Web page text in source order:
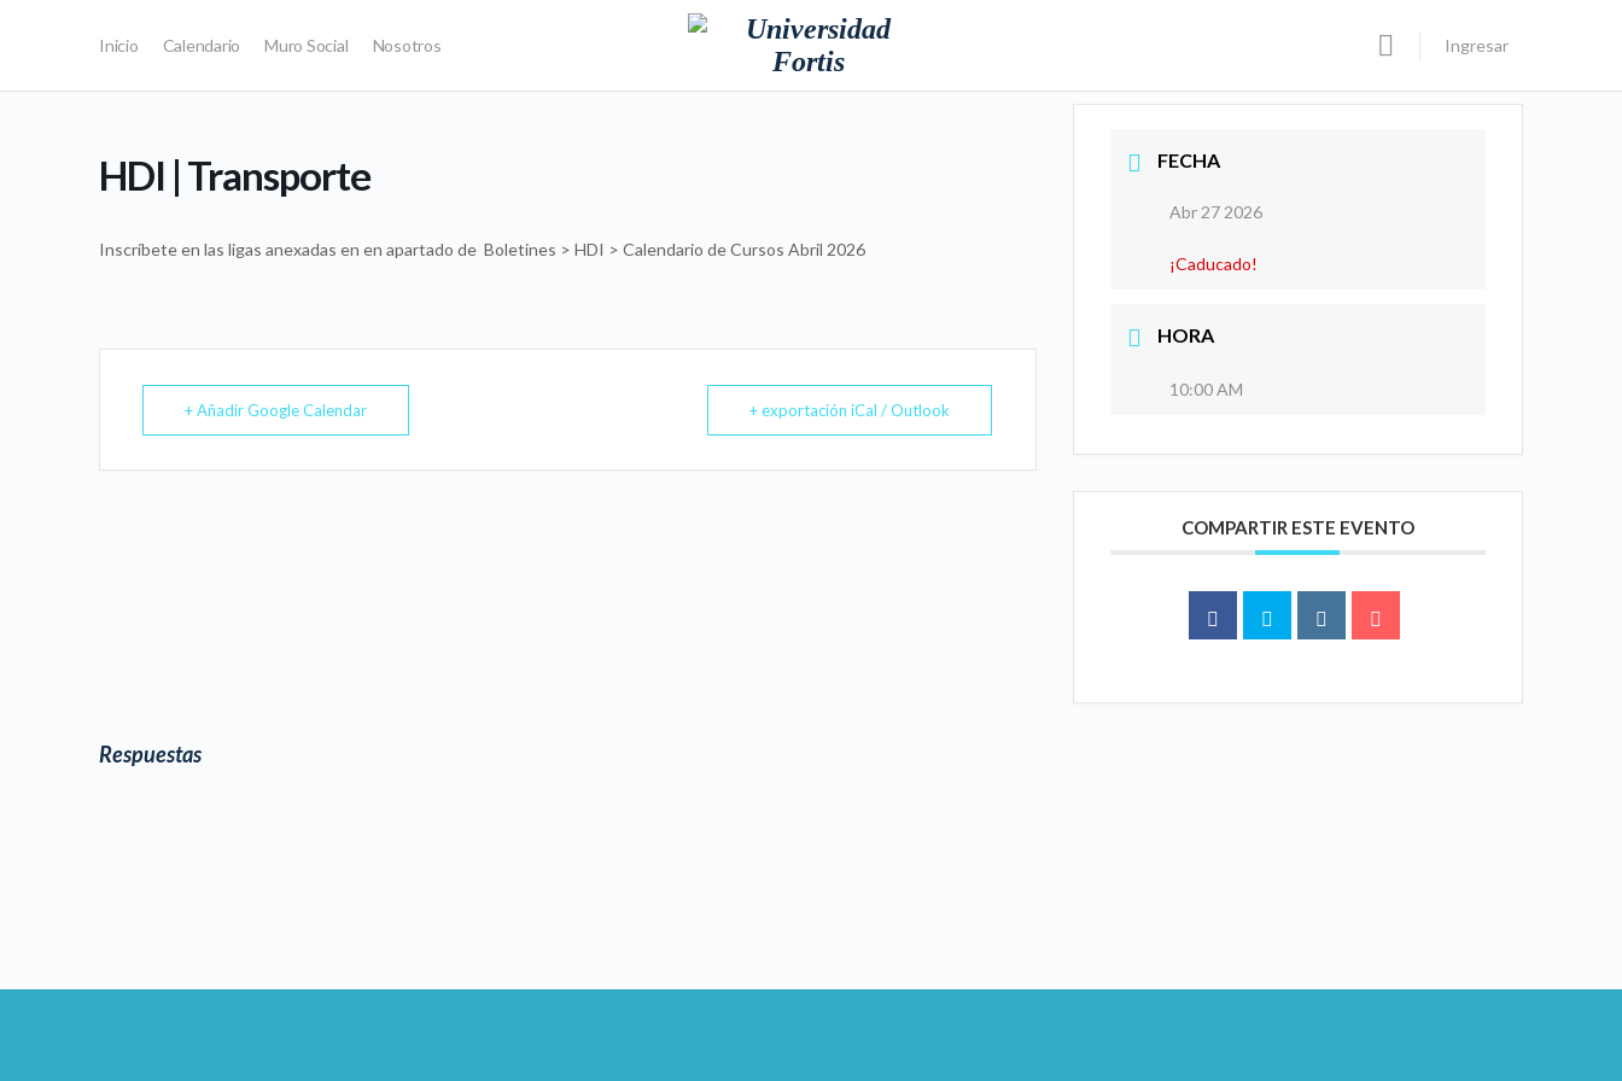
Inicio Calendario Muro Social Nosotros Ingresar
HDI | Transporte
Inscríbete en las ligas anexadas en en apartado de Boletines > HDI > Calendario de Cursos Abril 2026
+ Añadir Google Calendar + exportación iCal / Outlook
FECHA
Abr 27 2026
¡Caducado!
HORA
10:00 AM
COMPARTIR ESTE EVENTO
Respuestas